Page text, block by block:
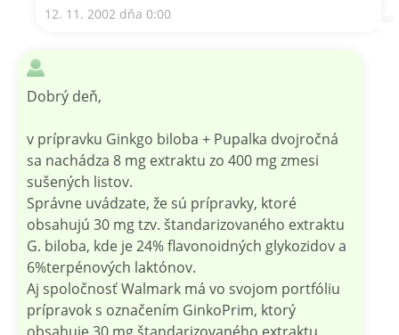
12. 11. 2002 dňa 0:00
Dobrý deň,
v prípravku Ginkgo biloba + Pupalka dvojročná
sa nachádza 8 mg extraktu zo 400 mg zmesi
sušených listov.
Správne uvádzate, že sú prípravky, ktoré
obsahujú 30 mg tzv. štandarizovaného extraktu
G. biloba, kde je 24% flavonoidných glykozidov a
6%terpénových laktónov.
Aj spoločnosť Walmark má vo svojom portfóliu
prípravok s označením GinkoPrim, ktorý
obsahuje 30 mg štandarizovaného extraktu.